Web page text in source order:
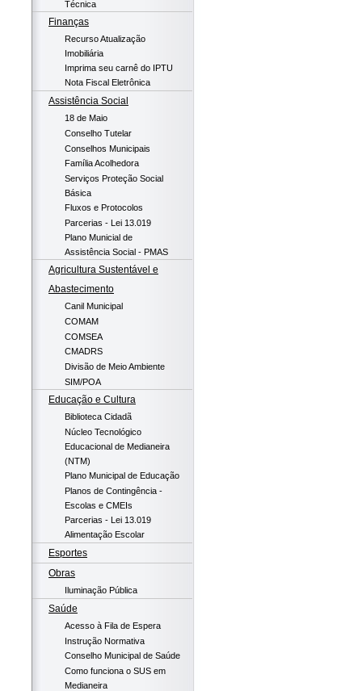
Técnica
Finanças
Recurso Atualização
Imobiliária
Imprima seu carnê do IPTU
Nota Fiscal Eletrônica
Assistência Social
18 de Maio
Conselho Tutelar
Conselhos Municipais
Família Acolhedora
Serviços Proteção Social
Básica
Fluxos e Protocolos
Parcerias - Lei 13.019
Plano Municial de
Assistência Social - PMAS
Agricultura Sustentável e
Abastecimento
Canil Municipal
COMAM
COMSEA
CMADRS
Divisão de Meio Ambiente
SIM/POA
Educação e Cultura
Biblioteca Cidadã
Núcleo Tecnológico
Educacional de Medianeira
(NTM)
Plano Municipal de Educação
Planos de Contingência -
Escolas e CMEIs
Parcerias - Lei 13.019
Alimentação Escolar
Esportes
Obras
Iluminação Pública
Saúde
Acesso à Fila de Espera
Instrução Normativa
Conselho Municipal de Saúde
Como funciona o SUS em
Medianeira